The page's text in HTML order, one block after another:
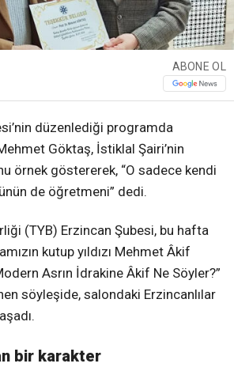
ABONE OL
düzenlediği programda
Göktaş, İstiklal Şairi’nin
örnek göstererek, “O sadece kendi
de öğretmeni” dedi.
(TYB) Erzincan Şubesi, bu hafta
kutup yıldızı Mehmet Âkif
Asrın İdrakine Âkif Ne Söyler?”
söyleşide, salondaki Erzincanlılar
bir karakter